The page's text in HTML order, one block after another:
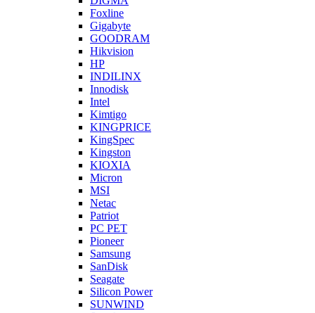
Foxline
Gigabyte
GOODRAM
Hikvision
HP
INDILINX
Innodisk
Intel
Kimtigo
KINGPRICE
KingSpec
Kingston
KIOXIA
Micron
MSI
Netac
Patriot
PC PET
Pioneer
Samsung
SanDisk
Seagate
Silicon Power
SUNWIND